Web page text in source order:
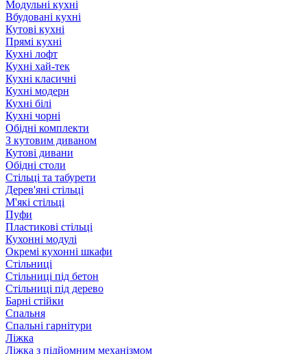
Модульні кухні
Вбудовані кухні
Кутові кухні
Прямі кухні
Кухні лофт
Кухні хай-тек
Кухні класичні
Кухні модерн
Кухні білі
Кухні чорні
Обідні комплекти
З кутовим диваном
Кутові дивани
Обідні столи
Стільці та табурети
Дерев'яні стільці
М'які стільці
Пуфи
Пластикові стільці
Кухонні модулі
Окремі кухонні шкафи
Стільниці
Стільниці під бетон
Стільниці під дерево
Барні стійки
Спальня
Спальні гарнітури
Ліжка
Ліжка з підйомним механізмом